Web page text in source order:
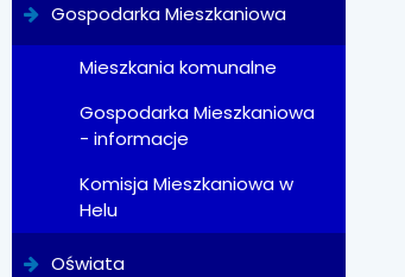
Gospodarka Mieszkaniowa
Mieszkania komunalne
Gospodarka Mieszkaniowa
- informacje
Komisja Mieszkaniowa w
Helu
Oświata